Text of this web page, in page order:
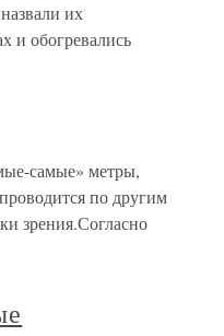
их
и обогревались
самые» метры,
по другим
зрения.Согласно